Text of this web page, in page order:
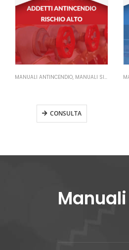
MANUALI ANTINCENDIO, MANUALI SICUREZZA SUL LAVORO
CONSULTA